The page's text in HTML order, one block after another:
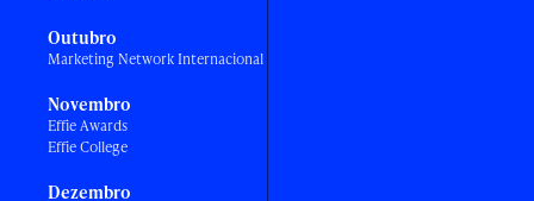
Outubro
Marketing Network Internacional
Novembro
Effie Awards
Effie College
Dezembro